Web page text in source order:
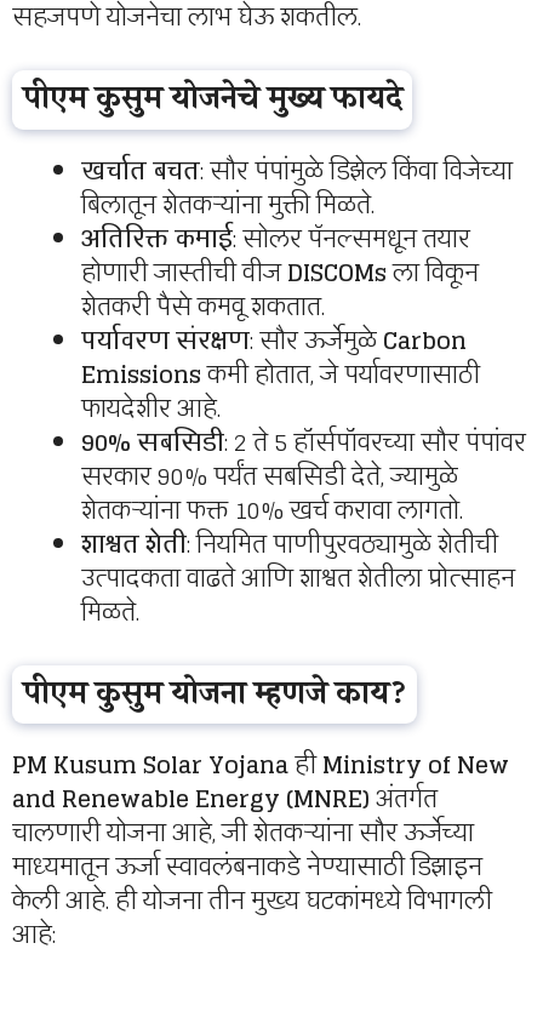
सहजपणे योजनेचा लाभ घेऊ शकतील.
पीएम कुसुम योजनेचे मुख्य फायदे
खर्चात बचत: सौर पंपांमुळे डिझेल किंवा विजेच्या
बिलातून शेतकऱ्यांना मुक्ती मिळते.
अतिरिक्त कमाई: सोलर पॅनल्समधून तयार
होणारी जास्तीची वीजDISCOMsला विकून
शेतकरी पैसे कमवू शकतात.
पर्यावरण संरक्षण: सौर ऊर्जेमुळेCarbon
Emissionsकमी होतात, जे पर्यावरणासाठी
फायदेशीर आहे.
90% सबसिडी: 2 ते 5 हॉर्सपॉवरच्या सौर पंपांवर
सरकार 90% पर्यंत सबसिडी देते, ज्यामुळे
शेतकऱ्यांना फक्त 10% खर्च करावा लागतो.
शाश्वत शेती: नियमित पाणीपुरवठ्यामुळे शेतीची
उत्पादकता वाढते आणि शाश्वत शेतीला प्रोत्साहन
मिळते.
पीएम कुसुम योजना म्हणजे काय?
PM Kusum Solar YojanaहीMinistry of New
and Renewable Energy (MNRE)अंतर्गत
चालणारी योजना आहे, जी शेतकऱ्यांना सौर ऊर्जेच्या
माध्यमातून ऊर्जा स्वावलंबनाकडे नेण्यासाठी डिझाइन
केली आहे. ही योजना तीन मुख्य घटकांमध्ये विभागली
आहे: